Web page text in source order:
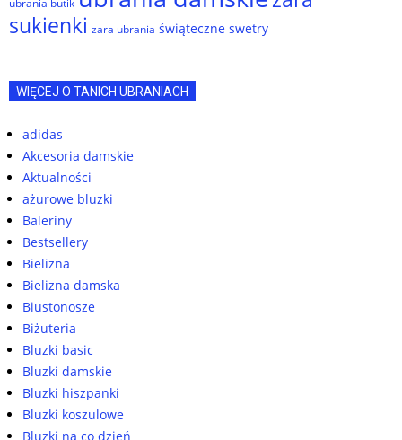
ubrania butik
sukienki zara ubrania świąteczne swetry
WIĘCEJ O TANICH UBRANIACH
adidas
Akcesoria damskie
Aktualności
ażurowe bluzki
Baleriny
Bestsellery
Bielizna
Bielizna damska
Biustonosze
Biżuteria
Bluzki basic
Bluzki damskie
Bluzki hiszpanki
Bluzki koszulowe
Bluzki na co dzień